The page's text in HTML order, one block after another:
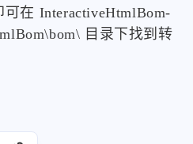
在 InteractiveHtmlBom-
目录下找到转